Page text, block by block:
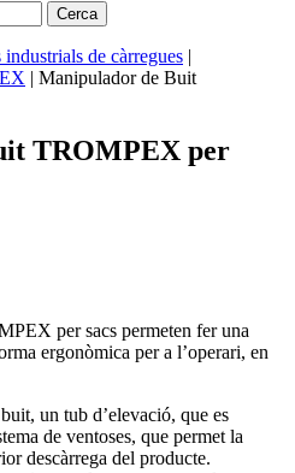
de càrregues |
| Manipulador de Buit
TROMPEX per
per sacs permeten fer una
ergonòmica per a l’operari, en
un tub d’elevació, que es
de ventoses, que permet la
descàrrega del producte.